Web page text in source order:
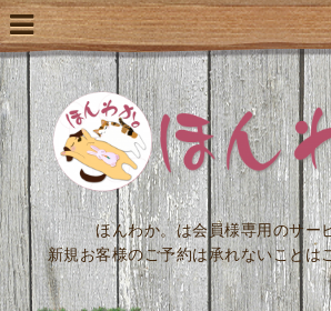
ほんわか。は会員様専用のサー
新規お客様のご予約は承れないことは